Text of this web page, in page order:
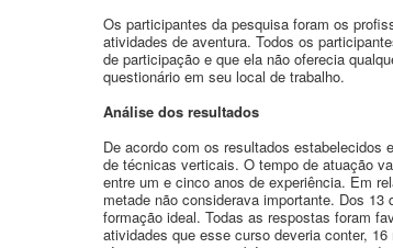
Os participantes da pesquisa foram os
atividades de aventura. Todos os
de participação e que ela não oferecia
questionário em seu local de trabalho.
Análise dos resultados
De acordo com os resultados estabelecidos
de técnicas verticais. O tempo de atuação
entre um e cinco anos de experiência. Em
metade não considerava importante. Dos
formação ideal. Todas as respostas foram
atividades que esse curso deveria conter,